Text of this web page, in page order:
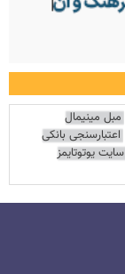
مبل مینیمال
اعتبارسنجی بانکی
سایت یوتوتایمز